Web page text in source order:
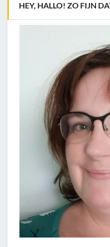
HEY, HALLO! ZO FIJN